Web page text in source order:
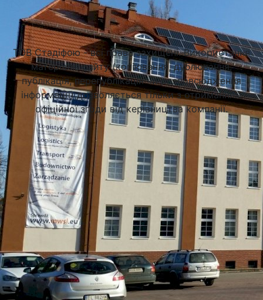
Академія Фінансів та Бізнесу Vistula у Варшаві (Vistula
University)
Варшава, Польща
Підібрати університет
ТОВ Стадіфою - всі права захищені. Використання
матеріалів сайту (копіювання, дублювання,
публікація, перепублікація чи розповсюдження
інформації) дозволяється тільки з отриманням
офіційної згоди від керівництва компанії.